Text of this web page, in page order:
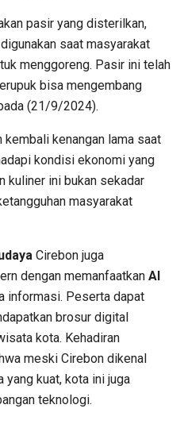
pasir yang disterilkan,
saat masyarakat
menggoreng. Pasir ini telah
bisa mengembang
(21/9/2024).
kenangan lama saat
kondisi ekonomi yang
kuliner ini bukan sekadar
masyarakat
Cirebon juga
dengan memanfaatkan AI
informasi. Peserta dapat
brosur digital
kota. Kehadiran
meski Cirebon dikenal
yang kuat, kota ini juga
teknologi.